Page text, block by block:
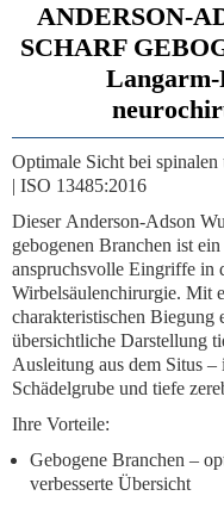
ANDERSON-
SCHARF
Optimale Sicht bei
| ISO 13485:2016
Dieser Anderson-Adson
gebogenen Branchen ist
anspruchsvolle Eingriffe in
Wirbelsäulenchirurgie. Mit
charakteristischen Biegung
übersichtliche Darstellung
Ausleitung aus dem Situs
Schädelgrube und tiefe
Ihre Vorteile:
Gebogene Branchen –
verbesserte Übersicht